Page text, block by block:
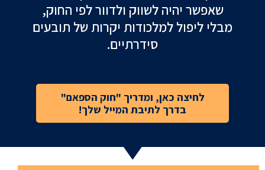
שאפשר יהיה לשווק ולדוור לפי החוק,
מבלי ליפול למלכודות יקרות של תובעים
סידרתיים.
לחיצה כאן, ומדריך "חוק הספאם"
בדרך לתיבת המייל שלך!
format_underlined הוסף קו תחתון לקישורים
סמן קישורים
כל
האפשרויות
הצהרת נגישות